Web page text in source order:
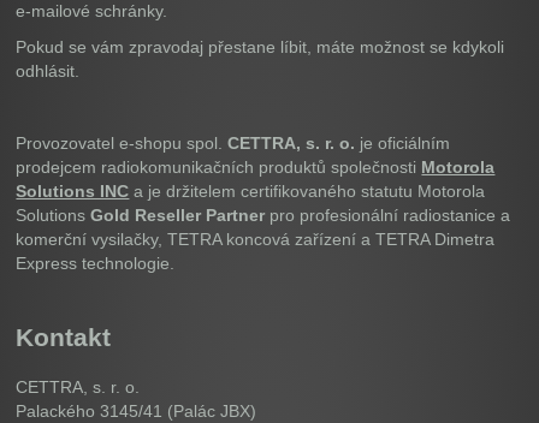
e-mailové schránky.
Pokud se vám zpravodaj přestane líbit, máte možnost se kdykoli
odhlásit.
Provozovatel e-shopu spol.CETTRA, s. r. o. je oficiálním
prodejcem radiokomunikačních produktů společnosti Motorola
Solutions INC a je držitelem certifikovaného statutu Motorola
SolutionsGold Reseller Partner pro profesionální radiostanice a
komerční vysilačky, TETRA koncová zařízení a TETRA Dimetra
Express technologie.
Kontakt
CETTRA, s. r. o.
Palackého 3145/41 (Palác JBX)